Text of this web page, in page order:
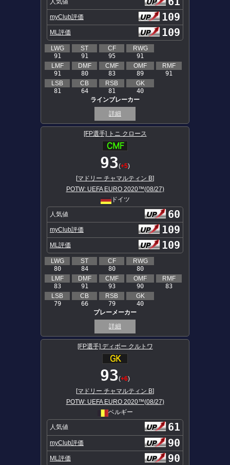
人気値
myClub評価 109
ML評価 109
LWG
91
ST
91
CF
95
RWG
91
LMF
91
DMF
80
CMF
83
OMF
89
RMF
91
LSB
81
CB
64
RSB
81
GK
40
ラインブレーカー
詳細
[FP選手] トニ クロース
93(+5)
[マドリー チャマルティン B]
POTW: UEFA EURO 2020™(08/27)
ドイツ
人気値 60
myClub評価 109
ML評価 109
LWG
80
ST
84
CF
80
RWG
80
LMF
83
DMF
91
CMF
93
OMF
90
RMF
83
LSB
79
CB
66
RSB
79
GK
40
プレーメーカー
詳細
[FP選手] ディボー クルトワ
93(+6)
[マドリー チャマルティン B]
POTW: UEFA EURO 2020™(08/27)
ベルギー
人気値 61
myClub評価 90
ML評価 90